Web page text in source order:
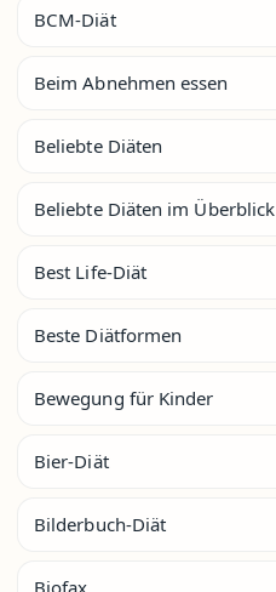
BCM-Diät
Beim Abnehmen essen
Beliebte Diäten
Beliebte Diäten im Überblick
Best Life-Diät
Beste Diätformen
Bewegung für Kinder
Bier-Diät
Bilderbuch-Diät
Biofax